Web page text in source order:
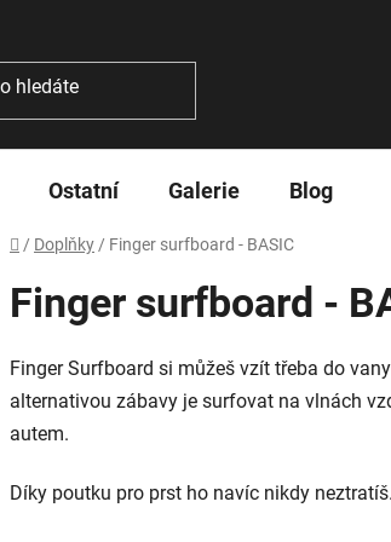
Ostatní Galerie Blog
Domů
/ Doplňky / Finger surfboard - BASIC
Finger surfboard -
Finger Surfboard si můžeš vzít třeba do
alternativou zábavy je surfovat na vlnách
autem.
Díky poutku pro prst ho navíc nikdy neztratíš.